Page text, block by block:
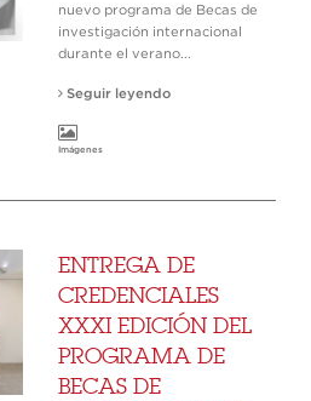
nuevo programa de Becas de
investigación internacional
durante el verano...
Seguir leyendo
Imágenes
ENTREGA DE
CREDENCIALES
XXXI EDICIÓN DEL
PROGRAMA DE
BECAS DE